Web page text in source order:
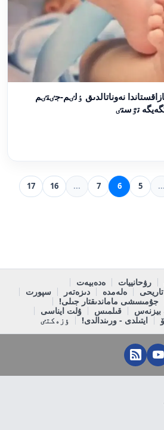
نەوناتالدىق ٶلٸم-جٸتٸم
تٷستٸ
...
5
6
7
...
16
17
رۋحانييات
ەدەبيەت
ەلەمدە دىزەتەر
سپورت
جۇمىسشى ماماندىقتار جىلى!
بيزنەس قىلمىس
ۇلت ايناسى
ايتىلدى - ورىندالدى! ٶزەكتٸ